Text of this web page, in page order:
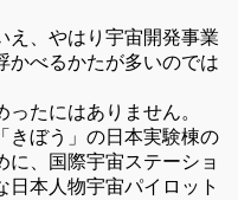
え、やはり宇宙開発事業
かべるかたが多いのでは
たにはありません。
きぼう」の日本実験棟の
に、国際宇宙ステーショ
日本人物宇宙パイロット